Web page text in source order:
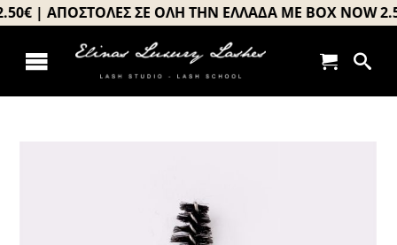
Μετάβαση
στο
περιεχόμενο
| ΑΠΟΣΤΟΛΕΣ ΣΕ ΟΛΗ ΤΗΝ ΕΛΛΑΔΑ ΜΕ BOX NOW
Toggle
Αρχική